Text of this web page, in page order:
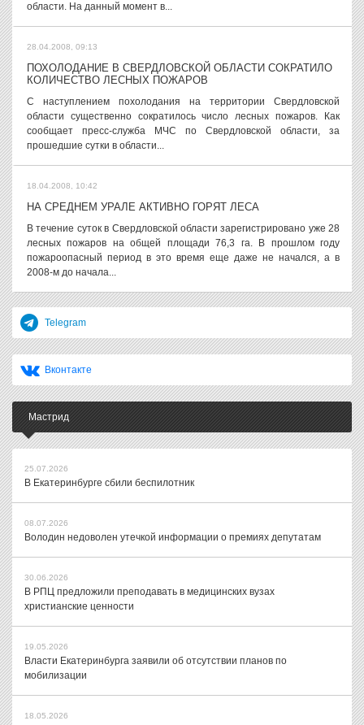
области. На данный момент в...
28.04.2008, 09:13
ПОХОЛОДАНИЕ В СВЕРДЛОВСКОЙ ОБЛАСТИ СОКРАТИЛО
КОЛИЧЕСТВО ЛЕСНЫХ ПОЖАРОВ
С наступлением похолодания на территории Свердловской
области существенно сократилось число лесных пожаров. Как
сообщает пресс-служба МЧС по Свердловской области, за
прошедшие сутки в области...
18.04.2008, 10:42
НА СРЕДНЕМ УРАЛЕ АКТИВНО ГОРЯТ ЛЕСА
В течение суток в Свердловской области зарегистрировано уже 28
лесных пожаров на общей площади 76,3 га. В прошлом году
пожароопасный период в это время еще даже не начался, а в
2008-м до начала...
Telegram
Вконтакте
Мастрид
25.07.2026
В Екатеринбурге сбили беспилотник
08.07.2026
Володин недоволен утечкой информации о премиях депутатам
30.06.2026
В РПЦ предложили преподавать в медицинских вузах
христианские ценности
19.05.2026
Власти Екатеринбурга заявили об отсутствии планов по
мобилизации
18.05.2026